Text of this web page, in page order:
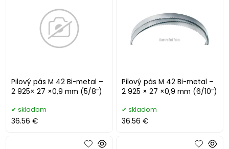
Pilový pás M 42 Bi-metal –
2 925× 27 ×0,9 mm (5/8“)
skladom
36.56 €
Pilový pás M 42 Bi-metal –
2 925 × 27 ×0,9 mm (6/10“)
skladom
36.56 €